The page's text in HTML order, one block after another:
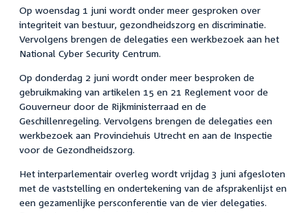
Op woensdag 1 juni wordt onder meer gesproken over
integriteit van bestuur, gezondheidszorg en discriminatie.
Vervolgens brengen de delegaties een werkbezoek aan het
National Cyber Security Centrum.
Op donderdag 2 juni wordt onder meer besproken de
gebruikmaking van artikelen 15 en 21 Reglement voor de
Gouverneur door de Rijkministerraad en de
Geschillenregeling. Vervolgens brengen de delegaties een
werkbezoek aan Provinciehuis Utrecht en aan de Inspectie
voor de Gezondheidszorg.
Het interparlementair overleg wordt vrijdag 3 juni afgesloten
met de vaststelling en ondertekening van de afsprakenlijst en
een gezamenlijke persconferentie van de vier delegaties.